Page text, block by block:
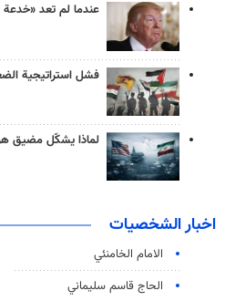
عندما لم تعد
فشل استراتيجية
لماذا يشكّل مضيق
اخبار الشخصيات
الامام الخامنئي
الحاج قاسم سليماني